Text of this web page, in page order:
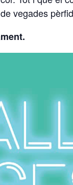
vegades